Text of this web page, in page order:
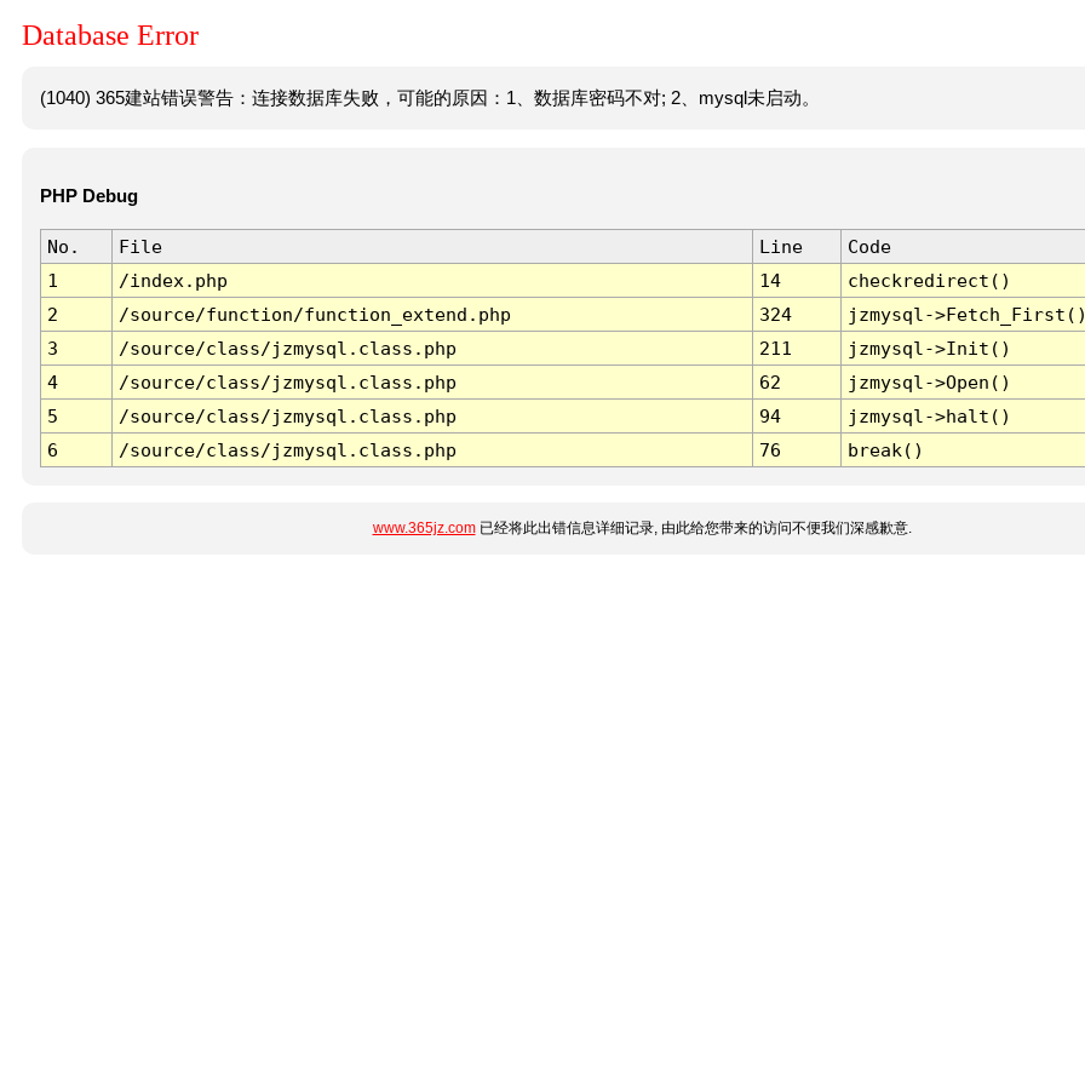
Database Error
(1040) 365建站错误警告：连接数据库失败，可能的原因：1、数据库密码不对; 2、mysql未启动。
PHP Debug
No. File Line
Code
1
/index.php 14
checkredirect()
2
/source/function/function_extend.php 324
jzmysql-
3
/source/class/jzmysql.class.php 211
jzmysql->Init()
4
/source/class/jzmysql.class.php 62
jzmysql->Open()
5
/source/class/jzmysql.class.php 94
jzmysql->halt()
6
/source/class/jzmysql.class.php 76 break()
www.365jz.com已经将此出错信息详细记录, 由此给您带来的访问不便我们深感歉意.